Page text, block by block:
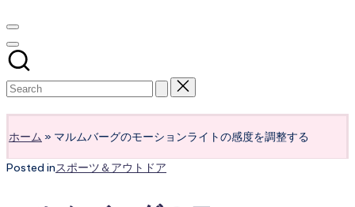
ホーム » マルムバーグのモーションライトの感度を調整する
Posted inスポーツ＆アウトドア